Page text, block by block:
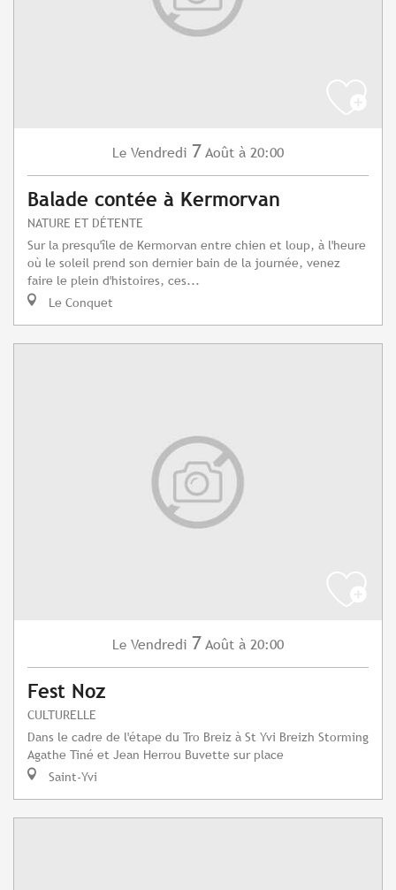
Le Vendredi 7 Août à 20:00
Balade contée à Kermorvan
NATURE ET DÉTENTE
Sur la presqu'île de Kermorvan entre chien et loup, à l'heure
où le soleil prend son dernier bain de la journée, venez
faire le plein d'histoires, ces...
Le Conquet
Le Vendredi 7 Août à 20:00
Fest Noz
CULTURELLE
Dans le cadre de l'étape du Tro Breiz à St Yvi Breizh Storming
Agathe Tiné et Jean Herrou Buvette sur place
Saint-Yvi